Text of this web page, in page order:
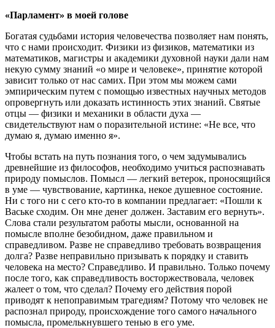
«Парламент» в моей голове
Богатая судьбами история человечества позволяет нам понять,
что с нами происходит. Физики из физиков, математики из
математиков, магистры и академики духовной науки дали нам
некую сумму знаний «о мире и человеке», принятие которой
зависит только от нас самих. При этом мы можем сами
эмпирическим путем с помощью известных научных методов
опровергнуть или доказать истинность этих знаний. Святые
отцы — физики и механики в области духа —
свидетельствуют нам о поразительной истине: «Не все, что
думаю я, думаю именно я».
Чтобы встать на путь познания того, о чем задумывались
древнейшие из философов, необходимо учиться распознавать
природу помыслов. Помысл — легкий ветерок, проносящийся
в уме — чувствование, картинка, некое душевное состояние.
Ни с того ни с сего кто-то в компании предлагает: «Пошли к
Ваське сходим. Он мне денег должен. Заставим его вернуть».
Слова стали результатом работы мысли, основанной на
помысле вполне безобидном, даже правильном и
справедливом. Разве не справедливо требовать возвращения
долга? Разве неправильно призывать к порядку и ставить
человека на место? Справедливо. И правильно. Только почему
после того, как справедливость восторжествовала, человек
жалеет о том, что сделал? Почему его действия порой
приводят к непоправимым трагедиям? Потому что человек не
распознал природу, происхождение того самого начального
помысла, промелькнувшего тенью в его уме.